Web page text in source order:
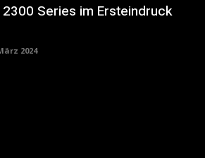
Series im Ersteindruck
2024